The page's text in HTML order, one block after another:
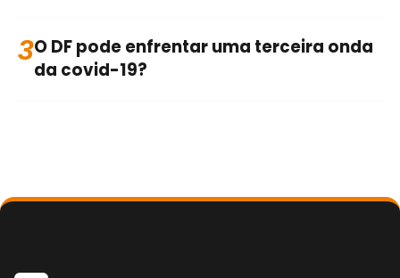
3O DF pode enfrentar uma terceira onda
da covid-19?